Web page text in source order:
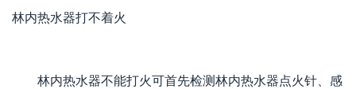
林内热水器打不着火
林内热水器不能打火可首先检测林内热水器点火针、感